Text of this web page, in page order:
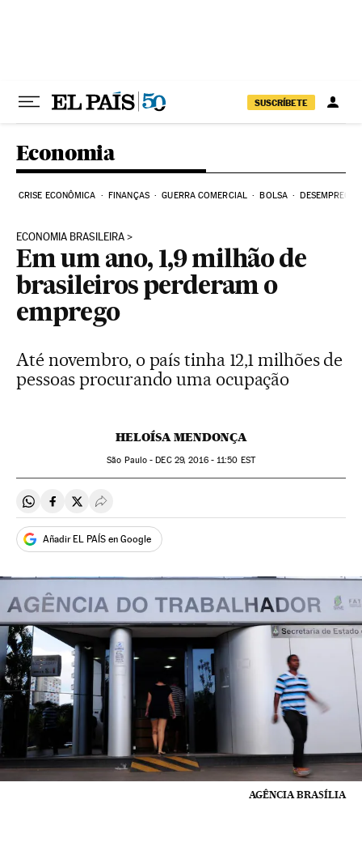
SUSCRÍBETE
Economia
CRISE ECONÔMICA FINANÇAS GUERRA COMERCIAL BOLSA DESEMPREGO
ECONOMIA BRASILEIRA
Em um ano, 1,9 milhão de
brasileiros perderam o
emprego
Até novembro, o país tinha 12,1 milhões de
pessoas procurando uma ocupação
HELOÍSA MENDONÇA
São Paulo -DEC29, 2016 - 11:50 EST
Compartir en Whatsapp
Compartir en Facebook
Compartir en Twitter
Desplegar Redes Sociales
Añadir EL PAÍS en Google
AGÊNCIA BRASÍLIA